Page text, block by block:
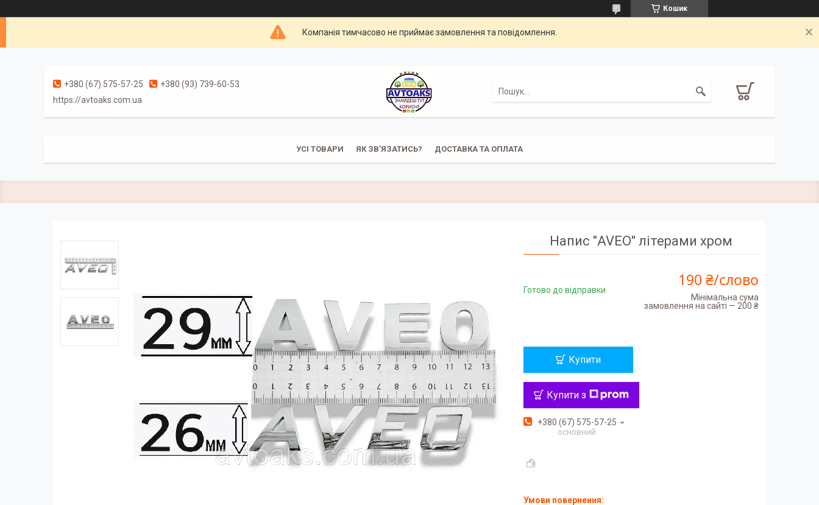
Кошик
Компанія тимчасово не приймає замовлення та повідомлення.
+380 (67) 575-57-25
+380 (93) 739-60-53
https://avtoaks.com.ua
УСІ ТОВАРИ ЯК ЗВ'ЯЗАТИСЬ? ДОСТАВКА ТА ОПЛАТА
Напис "AVEO" літерами хром
Готово до відправки
190 ₴/слово
Мінімальна сума
замовлення на сайті — 200 ₴
Купити
Купити з
+380 (67) 575-57-25
основний